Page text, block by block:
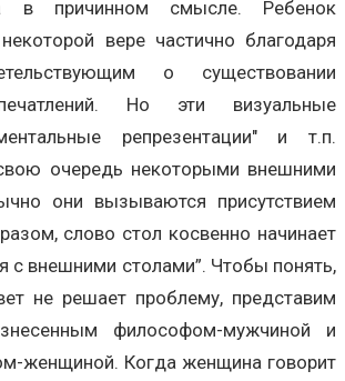
в причинном смысле. Ребенок
вере частично благодаря
о существовании
Но эти визуальные
репрезентации" и т.п.
очередь некоторыми внешними
они вызываются присутствием
слово стол косвенно начинает
с внешними столами”. Чтобы понять,
не решает проблему, представим
философом-мужчиной и
женщиной. Когда женщина говорит